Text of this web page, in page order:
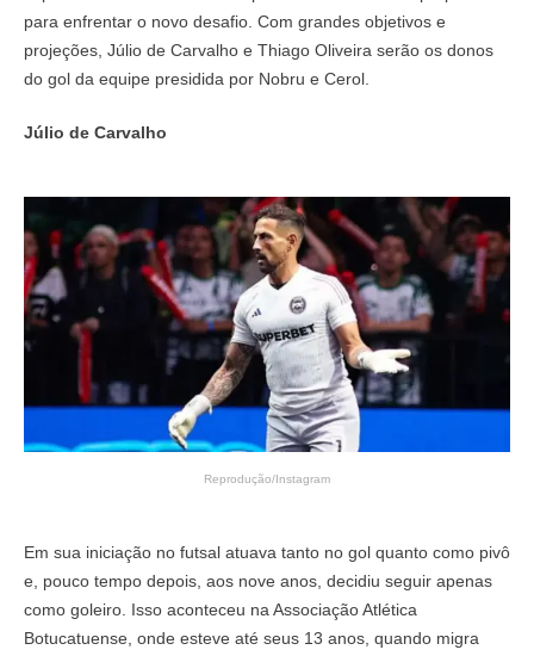
para enfrentar o novo desafio. Com grandes objetivos e
projeções, Júlio de Carvalho e Thiago Oliveira serão os donos
do gol da equipe presidida por Nobru e Cerol.
Júlio de Carvalho
Reprodução/Instagram
Em sua iniciação no futsal atuava tanto no gol quanto como pivô
e, pouco tempo depois, aos nove anos, decidiu seguir apenas
como goleiro. Isso aconteceu na Associação Atlética
Botucatuense, onde esteve até seus 13 anos, quando migra